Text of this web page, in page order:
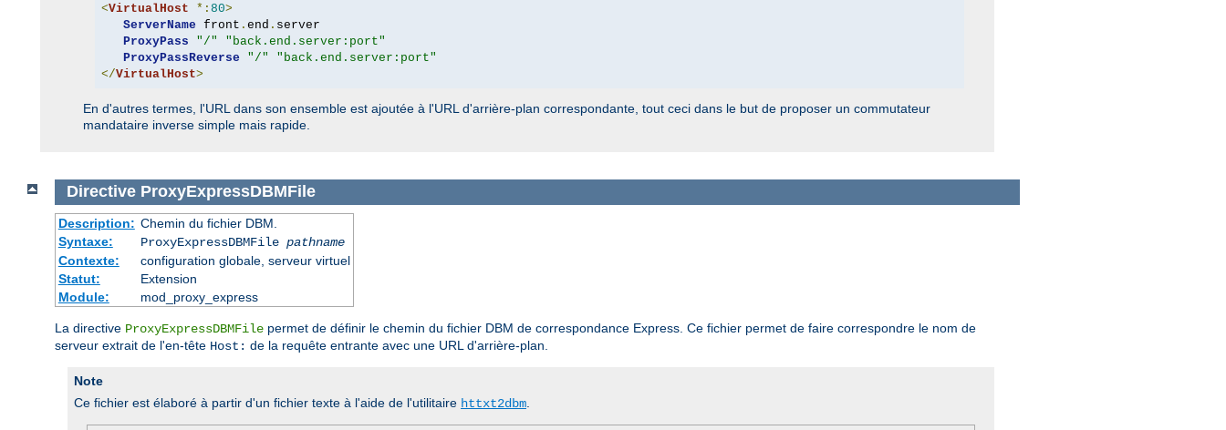
<VirtualHost *: 80>
ServerName front . end . server
ProxyPass
"/"
"back.end.server:port"
ProxyPassReverse
"/"
"back.end.server:port"
</VirtualHost>
En d'autres termes, l'URL dans son ensemble est ajoutée à l'URL d'arrière-plan correspondante, tout ceci dans le but de proposer un commutateur
mandataire inverse simple mais rapide.
Directive ProxyExpressDBMFile
Description: Chemin du fichier DBM.
Syntaxe:
ProxyExpressDBMFile pathname
Contexte:
configuration globale, serveur virtuel
Statut:
Extension
Module:
mod_proxy_express
La directive ProxyExpressDBMFile permet de définir le chemin du fichier DBM de correspondance Express. Ce fichier permet de faire correspondre le nom de
serveur extrait de l'en-tête Host: de la requête entrante avec une URL d'arrière-plan.
Note
Ce fichier est élaboré à partir d'un fichier texte à l'aide de l'utilitaire httxt2dbm